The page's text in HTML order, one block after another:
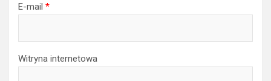
E-mail *
Witryna internetowa